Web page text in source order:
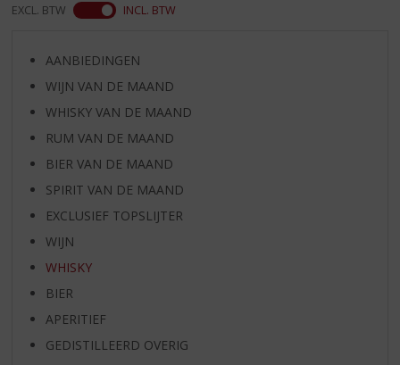
EXCL. BTW INCL. BTW
AANBIEDINGEN
WIJN VAN DE MAAND
WHISKY VAN DE MAAND
RUM VAN DE MAAND
BIER VAN DE MAAND
SPIRIT VAN DE MAAND
EXCLUSIEF TOPSLIJTER
WIJN
WHISKY
BIER
APERITIEF
GEDISTILLEERD OVERIG